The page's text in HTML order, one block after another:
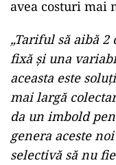
avea costuri mai
„Tariful să aibă
fixă și una
aceasta este
mai largă
da un imbold
genera aceste
selectivă să nu